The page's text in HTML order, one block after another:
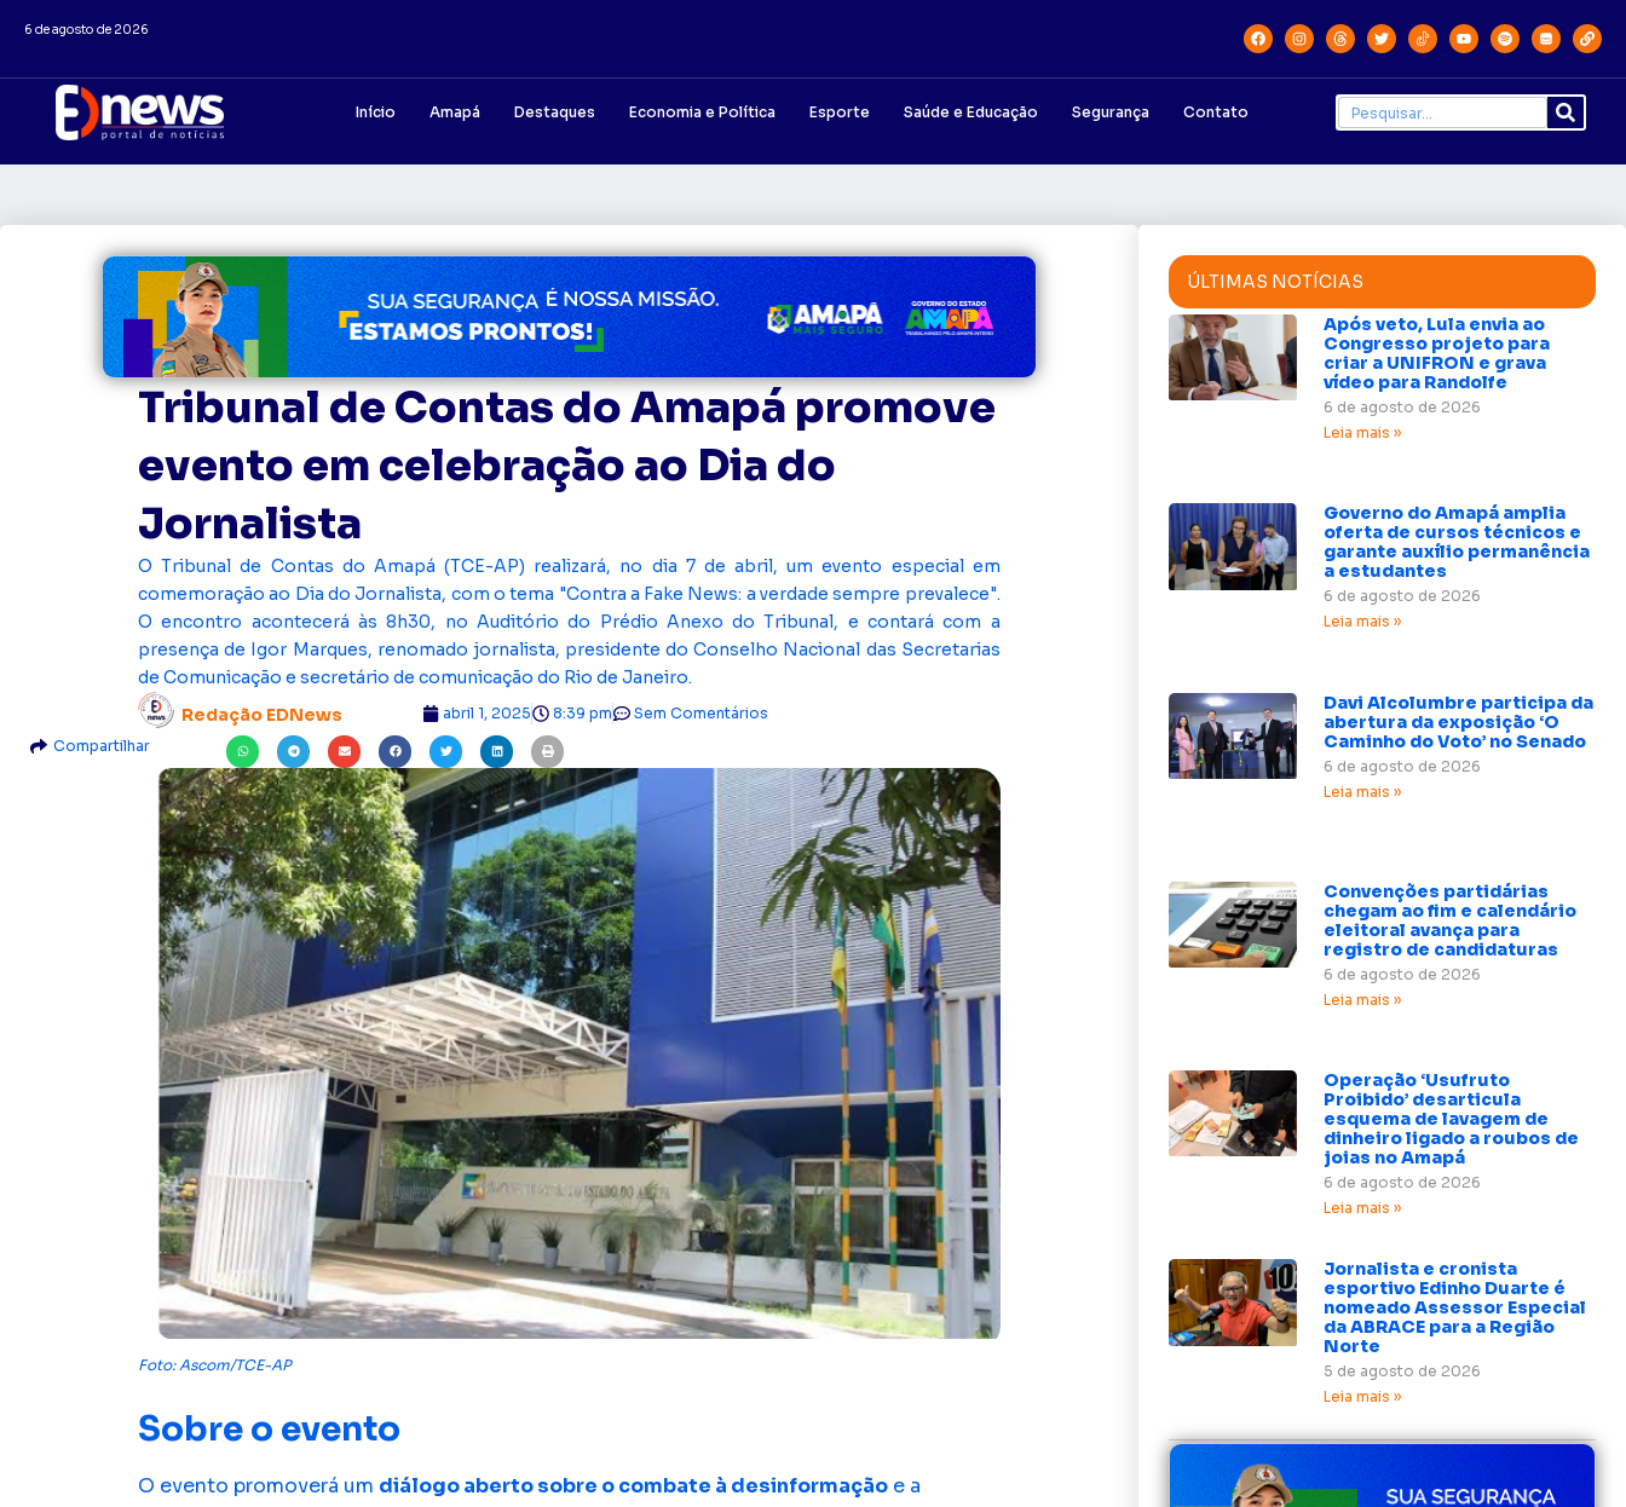
6 de agosto de 2026
Início Amapá Destaques Economia e Política Esporte Saúde e Educação Segurança Contato
Tribunal de Contas do Amapá promove
evento em celebração ao Dia do
Jornalista
O Tribunal de Contas do Amapá (TCE-AP) realizará, no dia 7 de abril, um evento especial em
comemoração ao Dia do Jornalista, com o tema "Contra a Fake News: a verdade sempre prevalece".
O encontro acontecerá às 8h30, no Auditório do Prédio Anexo do Tribunal, e contará com a
presença de Igor Marques, renomado jornalista, presidente do Conselho Nacional das Secretarias
de Comunicação e secretário de comunicação do Rio de Janeiro.
Redação EDNews
abril 1, 2025 8:39 pm
Sem Comentários
Compartilhar
Foto: Ascom/TCE-AP
Sobre o evento
O evento promoverá um diálogo aberto sobre o combate à desinformação e a
ÚLTIMAS NOTÍCIAS
Após veto, Lula envia ao
Congresso projeto para
criar a UNIFRON e grava
vídeo para Randolfe
6 de agosto de 2026
Leia mais »
Governo do Amapá amplia
oferta de cursos técnicos e
garante auxílio permanência
a estudantes
6 de agosto de 2026
Leia mais »
Davi Alcolumbre participa da
abertura da exposição ‘O
Caminho do Voto’ no Senado
6 de agosto de 2026
Leia mais »
Convenções partidárias
chegam ao fim e calendário
eleitoral avança para
registro de candidaturas
6 de agosto de 2026
Leia mais »
Operação ‘Usufruto
Proibido’ desarticula
esquema de lavagem de
dinheiro ligado a roubos de
joias no Amapá
6 de agosto de 2026
Leia mais »
Jornalista e cronista
esportivo Edinho Duarte é
nomeado Assessor Especial
da ABRACE para a Região
Norte
5 de agosto de 2026
Leia mais »